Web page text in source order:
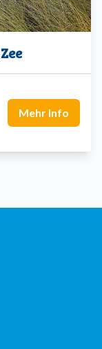
Mehr Info